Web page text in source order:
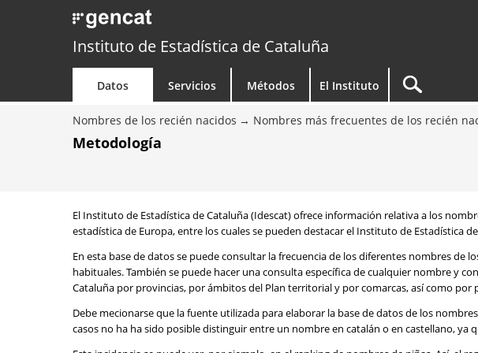
Instituto de Estadística de Cataluña
Datos Servicios Métodos El Instituto
Nombres de los recién nacidos Nombres más frecuentes de los recién
Metodología
El Instituto de Estadística de Cataluña (Idescat) ofrece información relativa a los
estadística de Europa, entre los cuales se pueden destacar el Instituto de Estadística
En esta base de datos se puede consultar la frecuencia de los diferentes nombres de
habituales. También se puede hacer una consulta específica de cualquier nombre y
Cataluña por provincias, por ámbitos del Plan territorial y por comarcas, así como por
Debe mecionarse que la fuente utilizada para elaborar la base de datos de los
casos no ha ha sido posible distinguir entre un nombre en catalán o en castellano, ya